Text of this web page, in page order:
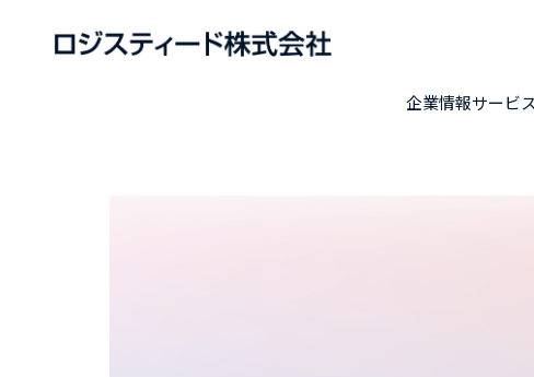
企業情報サービス